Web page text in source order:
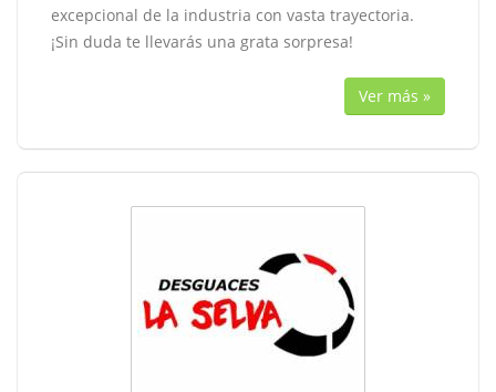
excepcional de la industria con vasta trayectoria.
¡Sin duda te llevarás una grata sorpresa!
Ver más »